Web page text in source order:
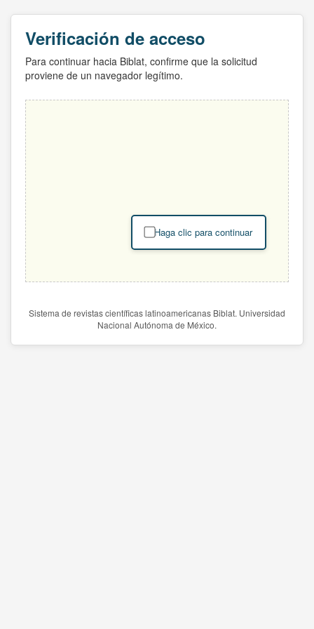
Verificación de acceso
Para continuar hacia Biblat, confirme que la solicitud
proviene de un navegador legítimo.
Haga clic para continuar
Sistema de revistas científicas latinoamericanas Biblat. Universidad
Nacional Autónoma de México.